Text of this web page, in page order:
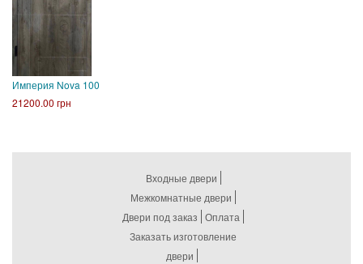
Империя Nova 100
21200.00 грн
Входные двери
Межкомнатные двери
Двери под заказ Оплата
Заказать изготовление
двери